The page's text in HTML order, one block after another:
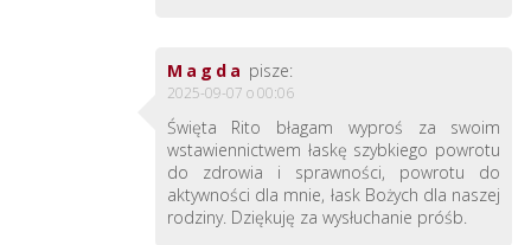
Magda pisze:
2025-09-07 o 00:06
Święta Rito błagam wyproś za swoim
wstawiennictwem łaskę szybkiego powrotu
do zdrowia i sprawności, powrotu do
aktywności dla mnie, łask Bożych dla naszej
rodziny. Dziękuję za wysłuchanie próśb.